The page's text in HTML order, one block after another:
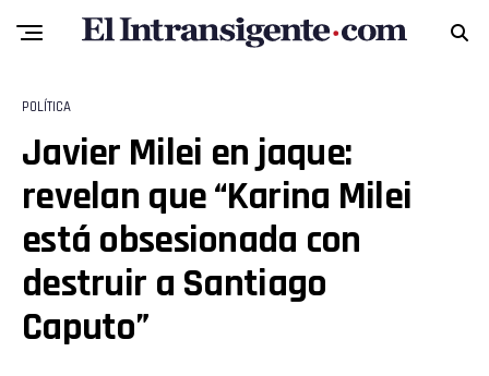
POLÍTICA
Javier Milei en jaque:
revelan que “Karina Milei
está obsesionada con
destruir a Santiago
Caputo”